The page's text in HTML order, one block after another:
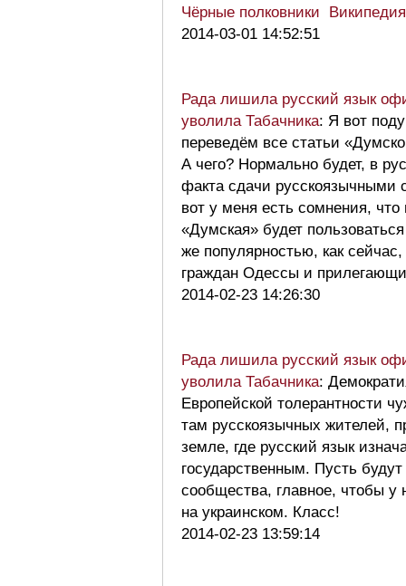
Чёрные полковники Википедия
2014-03-01 14:52:51
Рада лишила русский язык
уволила Табачника: Я вот
переведём все статьи
А чего? Нормально будет, в
факта сдачи русскоязычными
вот у меня есть сомнения, что
«Думская» будет
же популярностью, как
граждан Одессы и
2014-02-23 14:26:30
Рада лишила русский язык
уволила Табачника:
Европейской толерантности
там русскоязычных жителей,
земле, где русский язык
государственным. Пусть
сообщества, главное, чтобы у
на украинском. Класс!
2014-02-23 13:59:14